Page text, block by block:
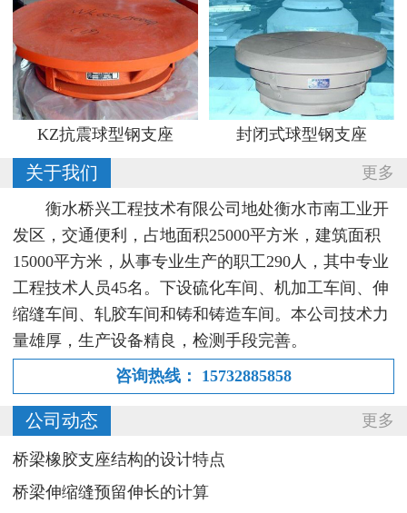
KZ抗震球型钢支座 封闭式球型钢支座
更多
关于我们
衡水桥兴工程技术有限公司地处衡水市南工业开
发区，交通便利，占地面积25000平方米，建筑面积
15000平方米，从事专业生产的职工290人，其中专业
工程技术人员45名。下设硫化车间、机加工车间、伸
缩缝车间、轧胶车间和铸和铸造车间。本公司技术力
量雄厚，生产设备精良，检测手段完善。
咨询热线：
15732885858
更多
公司动态
桥梁橡胶支座结构的设计特点
桥梁伸缩缝预留伸长的计算